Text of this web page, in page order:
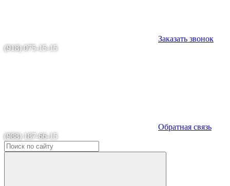
Заказать звонок
(918) 075-15-15
Обратная связь
(988) 187-66-15